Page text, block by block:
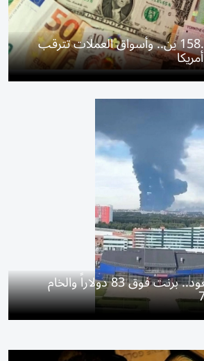
الدولار يرتفع إلى 158.5 ين.. وأسواق العملات تترقب
النفط يواصل الصعود.. برنت فوق 83 دولاراً والخام